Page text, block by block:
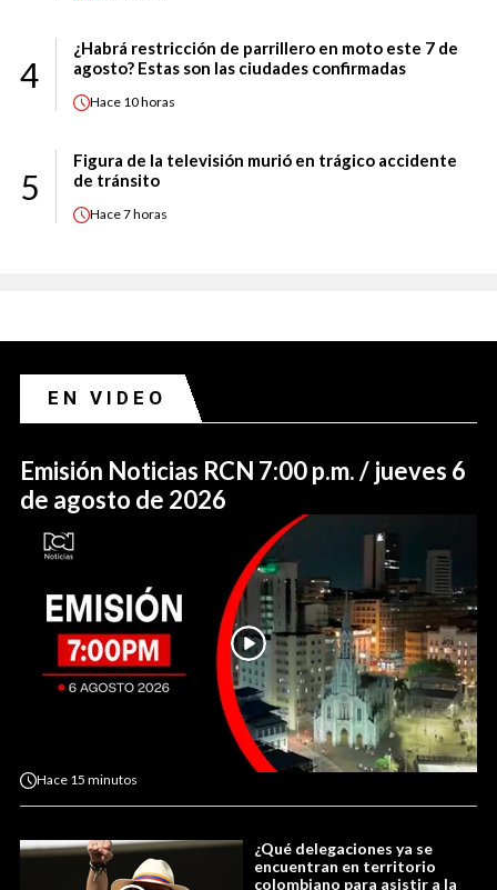
4
¿Habrá restricción de parrillero en moto este 7 de
agosto? Estas son las ciudades confirmadas
Hace 10 horas
5
Figura de la televisión murió en trágico accidente
de tránsito
Hace7 horas
EN VIDEO
Emisión Noticias RCN 7:00 p.m. / jueves 6
de agosto de 2026
Hace 15 minutos
¿Qué delegaciones ya se
encuentran en territorio
colombiano para asistir a la